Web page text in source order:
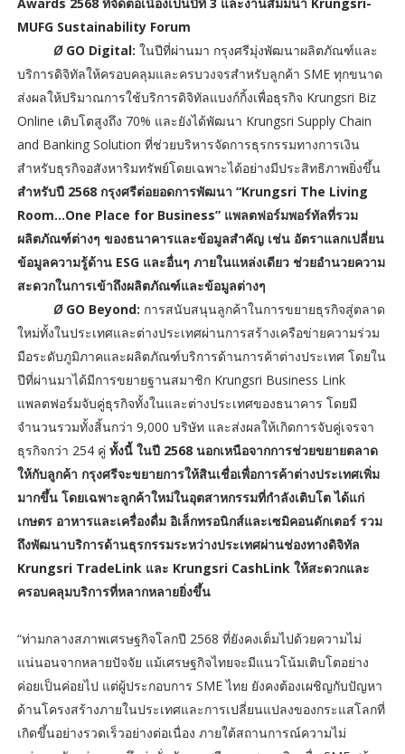
MUFG Sustainability Forum
ØGO Digital: ในปีที่ผ่านมา กรุงศรีมุ่งพัฒนาผลิตภัณฑ์และ
บริการดิจิทัลให้ครอบคลุมและครบวงจรสำหรับลูกค้า SME ทุกขนาด
ส่งผลให้ปริมาณการใช้บริการดิจิทัลแบงก์กิ้งเพื่อธุรกิจ Krungsri Biz
Online เติบโตสูงถึง 70% และยังได้พัฒนา Krungsri Supply Chain
and Banking Solution ที่ช่วยบริหารจัดการธุรกรรมทางการเงิน
สำหรับธุรกิจอสังหาริมทรัพย์โดยเฉพาะได้อย่างมีประสิทธิภาพยิ่งขึ้น
สำหรับปี 2568 กรุงศรีต่อยอดการพัฒนา “Krungsri The Living
Room...One Place for Business” แพลตฟอร์มพอร์ทัลที่รวม
ผลิตภัณฑ์ต่างๆ ของธนาคารและข้อมูลสำคัญ เช่น อัตราแลกเปลี่ยน
ข้อมูลความรู้ด้าน ESG และอื่นๆ ภายในแหล่งเดียว ช่วยอำนวยความ
สะดวกในการเข้าถึงผลิตภัณฑ์และข้อมูลต่างๆ
ØGO Beyond: การสนับสนุนลูกค้าในการขยายธุรกิจสู่ตลาด
ใหม่ทั้งในประเทศและต่างประเทศผ่านการสร้างเครือข่ายความร่วม
มือระดับภูมิภาคและผลิตภัณฑ์บริการด้านการค้าต่างประเทศ โดยใน
ปีที่ผ่านมาได้มีการขยายฐานสมาชิก Krungsri Business Link
แพลตฟอร์มจับคู่ธุรกิจทั้งในและต่างประเทศของธนาคาร โดยมี
จำนวนรวมทั้งสิ้นกว่า 9,000 บริษัท และส่งผลให้เกิดการจับคู่เจรจา
ธุรกิจกว่า 254 คู่ ทั้งนี้ ในปี 2568 นอกเหนือจากการช่วยขยายตลาด
ให้กับลูกค้า กรุงศรีจะขยายการให้สินเชื่อเพื่อการค้าต่างประเทศเพิ่ม
มากขึ้น โดยเฉพาะลูกค้าใหม่ในอุตสาหกรรมที่กำลังเติบโต ได้แก่
เกษตร อาหารและเครื่องดื่ม อิเล็กทรอนิกส์และเซมิคอนดักเตอร์ รวม
ถึงพัฒนาบริการด้านธุรกรรมระหว่างประเทศผ่านช่องทางดิจิทัล
Krungsri TradeLink และ Krungsri CashLink ให้สะดวกและ
ครอบคลุมบริการที่หลากหลายยิ่งขึ้น
“ท่ามกลางสภาพเศรษฐกิจโลกปี 2568 ที่ยังคงเต็มไปด้วยความไม่
แน่นอนจากหลายปัจจัย แม้เศรษฐกิจไทยจะมีแนวโน้มเติบโตอย่าง
ค่อยเป็นค่อยไป แต่ผู้ประกอบการ SME ไทย ยังคงต้องเผชิญกับปัญหา
ด้านโครงสร้างภายในประเทศและการเปลี่ยนแปลงของกระแสโลกที่
เกิดขึ้นอย่างรวดเร็วอย่างต่อเนื่อง ภายใต้สถานการณ์ความไม่